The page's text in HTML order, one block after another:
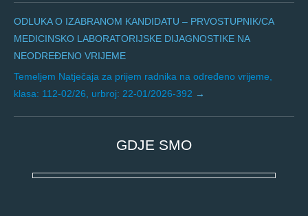
ODLUKA O IZABRANOM KANDIDATU – PRVOSTUPNIK/CA
MEDICINSKO LABORATORIJSKE DIJAGNOSTIKE NA
NEODREĐENO VRIJEME
Temeljem Natječaja za prijem radnika na određeno vrijeme,
klasa: 112-02/26, urbroj: 22-01/2026-392
GDJE SMO